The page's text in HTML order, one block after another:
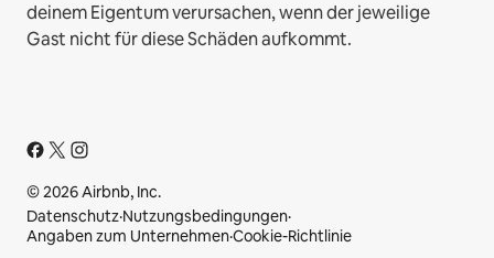
deinem Eigentum verursachen, wenn der jeweilige
Gast nicht für diese Schäden aufkommt.
© 2026 Airbnb, Inc.
Datenschutz·Nutzungsbedingungen·
Angaben zum Unternehmen·Cookie-Richtlinie